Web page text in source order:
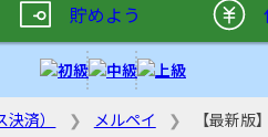
貯めよう
済） メルペイ 【最新